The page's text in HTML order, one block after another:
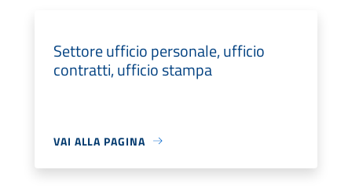
Settore ufficio personale, ufficio
contratti, ufficio stampa
VAI ALLA PAGINA